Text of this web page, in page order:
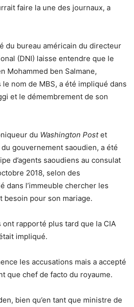
faire la une des journaux, a
du bureau américain du directeur
(DNI) laisse entendre que le
Mohammed ben Salmane,
nom de MBS, a été impliqué dans
et le démembrement de son
du Washington Postet
gouvernement saoudien, a été
d’agents saoudiens au consulat
2018, selon des
dans l’immeuble chercher les
besoin pour son mariage.
ont rapporté plus tard que la CIA
impliqué.
les accusations mais a accepté
que chef de facto du royaume.
bien qu’en tant que ministre de